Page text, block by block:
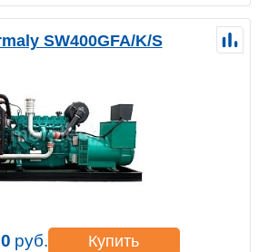
SW400GFA/K/S
руб. Купить